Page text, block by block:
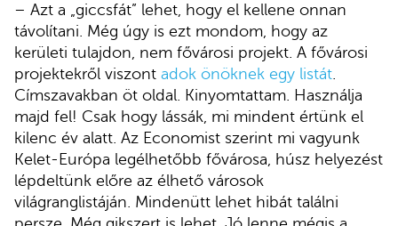
– Azt a „giccsfát” lehet, hogy el kellene onnan
távolítani. Még úgy is ezt mondom, hogy az
kerületi tulajdon, nem fővárosi projekt. A fővárosi
projektekről viszont adok önöknek egy listát.
Címszavakban öt oldal. Kinyomtattam. Használja
majd fel! Csak hogy lássák, mi mindent értünk el
kilenc év alatt. Az Economist szerint mi vagyunk
Kelet-Európa legélhetőbb fővárosa, húsz helyezést
lépdeltünk előre az élhető városok
világranglistáján. Mindenütt lehet hibát találni